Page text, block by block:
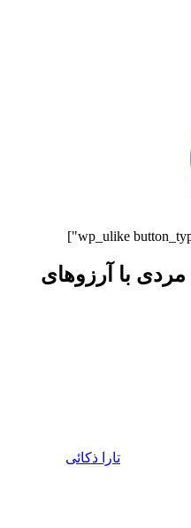
با آرزوهای
تارا ذکائی